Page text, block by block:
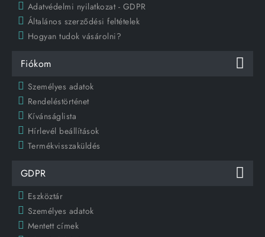
Adatvédelmi nyilatkozat - GDPR
Általános szerződési feltételek
Hogyan tudok vásárolni?
Fiókom
Személyes adatok
Rendeléstörténet
Kívánságlista
Hírlevél beállítások
Termékvisszaküldés
GDPR
Eszköztár
Személyes adatok
Mentett címek